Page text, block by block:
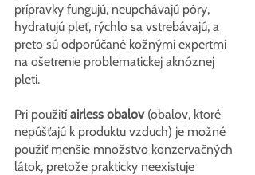
prípravky fungujú, neupchávajú póry,
hydratujú pleť, rýchlo sa vstrebávajú, a
preto sú odporúčané kožnými expertmi
na ošetrenie problematickej aknóznej
pleti.
Pri použití airless obalov (obalov, ktoré
nepúšťajú k produktu vzduch) je možné
použiť menšie množstvo konzervačných
látok, pretože prakticky neexistuje